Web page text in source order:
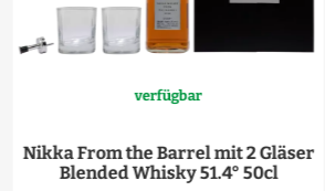
verfügbar
Nikka From the Barrel mit 2 Gläser
Blended Whisky 51.4° 50cl